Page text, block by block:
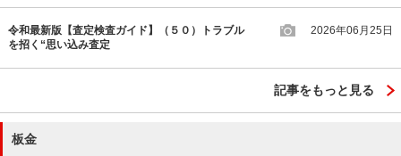
令和最新版【査定検査ガイド】（５０）トラブル
を招く“思い込み査定
2026年06月25日
記事をもっと見る
板金